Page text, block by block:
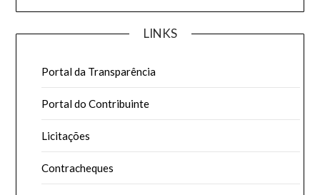
LINKS
Portal da Transparência
Portal do Contribuinte
Licitações
Contracheques